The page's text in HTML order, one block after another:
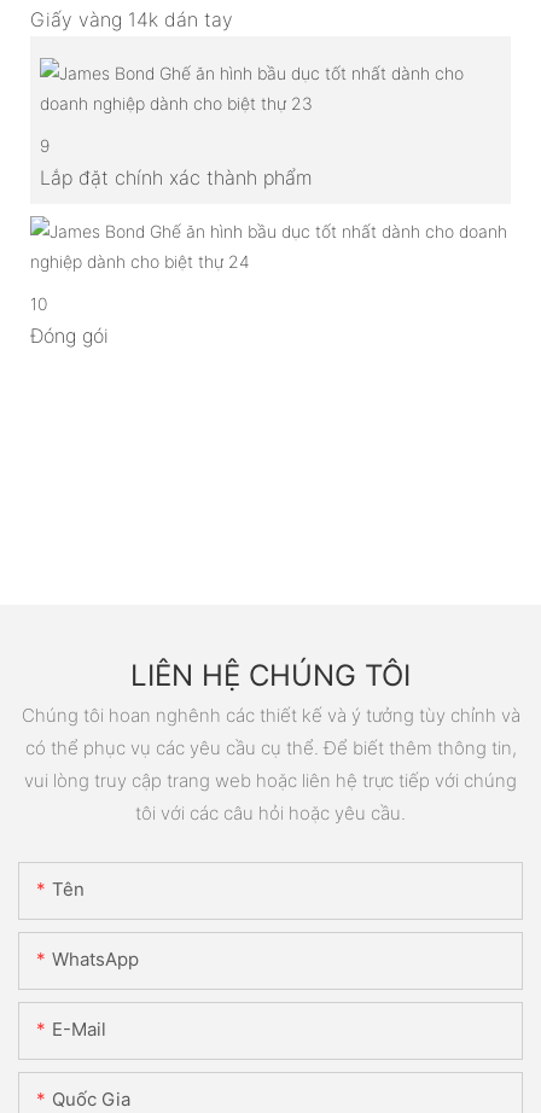
Giấy vàng 14k dán tay
9
Lắp đặt chính xác thành phẩm
10
Đóng gói
LIÊN HỆ CHÚNG TÔI
Chúng tôi hoan nghênh các thiết kế và ý tưởng tùy chỉnh và
có thể phục vụ các yêu cầu cụ thể. Để biết thêm thông tin,
vui lòng truy cập trang web hoặc liên hệ trực tiếp với chúng
tôi với các câu hỏi hoặc yêu cầu.
Tên
WhatsApp
E-Mail
Quốc Gia